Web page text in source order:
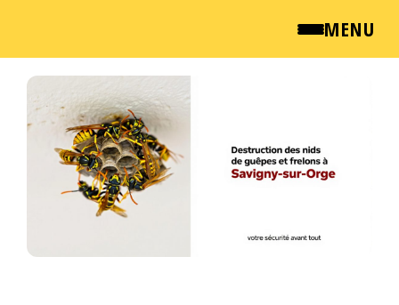
MENU
QUI SOMMES NOUS ?
NEWSROOM
TARIFS
Passer
contenu